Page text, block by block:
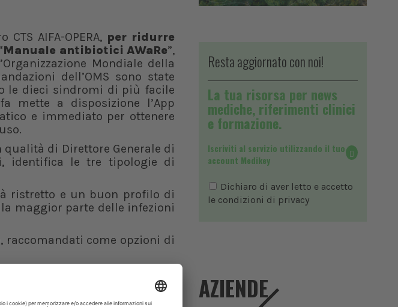
AIFA-OPERA, per ridurre
Manuale antibiotici AWaRe”,
Mondiale della
dell’OMS sono state
le dieci sindromi di più facile
mette a disposizione l’App
e immediato per ottenere
di Direttore Generale di
identifica le tre tipologie di
ristretto e un buon profilo di
maggior parte delle infezioni
raccomandati come opzioni di
delle infezioni da germi
Resta aggiornato con noi!
La tua risorsa per news
mediche, riferimenti clinici
e formazione.
Iscriviti al servizio utilizzando il tuo
account Medikey
Dichiaro di aver letto e accetto
le condizioni di privacy
AZIENDE